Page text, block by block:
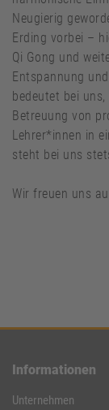
Neugierig
Erding vorbei –
Qi Gong und
Entspannung
bedeutet bei
Betreuung von
Lehrer*innen in
steht bei uns
Wir freuen uns
Informationen
Unternehmen